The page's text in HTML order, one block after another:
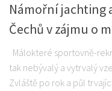
Námořní jachting
Čechů v zájmu o
Málokteré sportovně-
tak nebývalý a vytrvalý
Zvláště po rok a půl